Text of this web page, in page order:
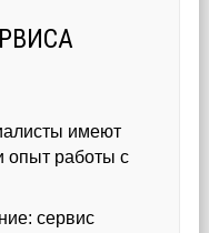
имеют
опыт работы с
сервис